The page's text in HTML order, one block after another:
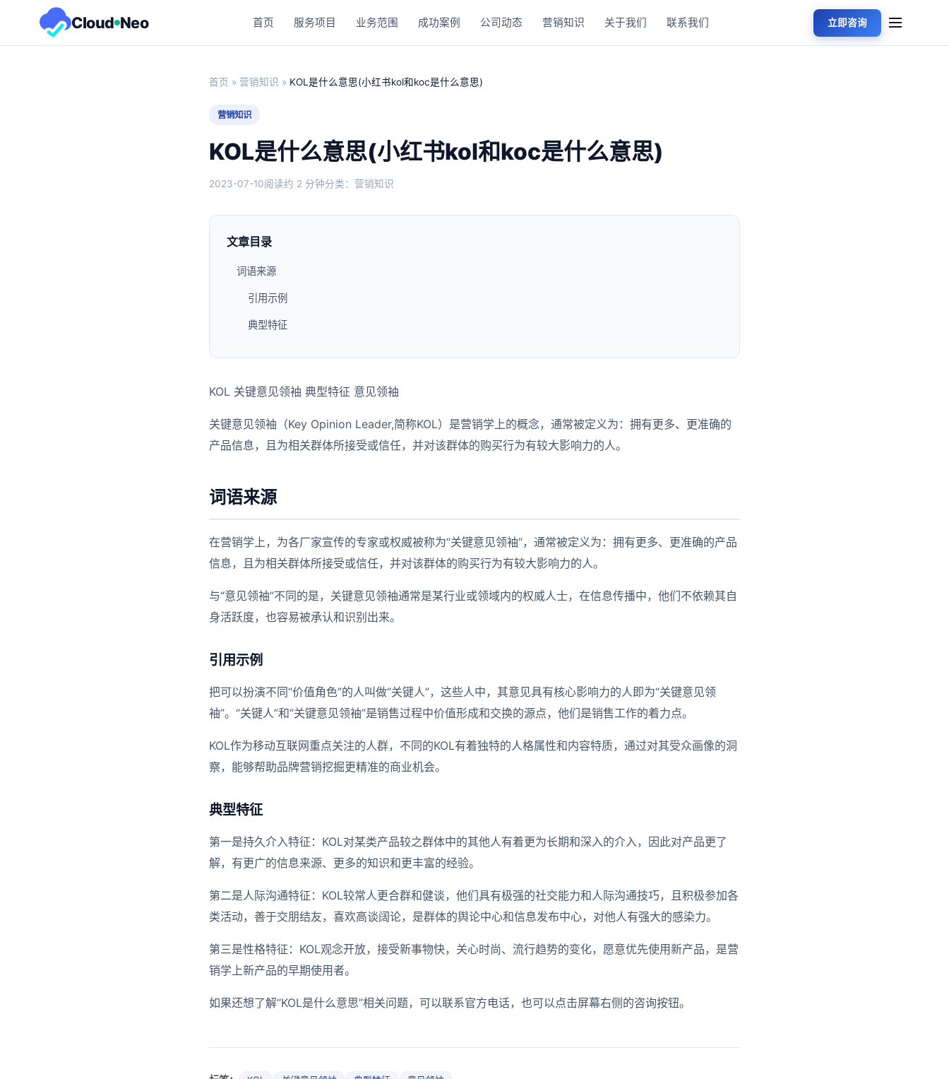
Cloud Neo 首页 服务项目 业务范围 成功案例 公司动态 营销知识 关于我们 联系我们 立即咨询
首页 » 营销知识 » KOL是什么意思(小红书kol和koc是什么意思)
营销知识
KOL是什么意思(小红书kol和koc是什么意思)
2023-07-10阅读约 2 分钟分类：营销知识
文章目录
词语来源
引用示例
典型特征
KOL 关键意见领袖 典型特征 意见领袖
关键意见领袖（Key Opinion Leader,简称KOL）是营销学上的概念，通常被定义为：拥有更多、更准确的
产品信息，且为相关群体所接受或信任，并对该群体的购买行为有较大影响力的人。
词语来源
在营销学上，为各厂家宣传的专家或权威被称为“关键意见领袖“，通常被定义为：拥有更多、更准确的产品
信息，且为相关群体所接受或信任，并对该群体的购买行为有较大影响力的人。
与“意见领袖”不同的是，关键意见领袖通常是某行业或领域内的权威人士，在信息传播中，他们不依赖其自
身活跃度，也容易被承认和识别出来。
引用示例
把可以扮演不同“价值角色”的人叫做“关键人”，这些人中，其意见具有核心影响力的人即为“关键意见领
袖”。“关键人”和“关键意见领袖”是销售过程中价值形成和交换的源点，他们是销售工作的着力点。
KOL作为移动互联网重点关注的人群，不同的KOL有着独特的人格属性和内容特质，通过对其受众画像的洞
察，能够帮助品牌营销挖掘更精准的商业机会。
典型特征
第一是持久介入特征：KOL对某类产品较之群体中的其他人有着更为长期和深入的介入，因此对产品更了
解，有更广的信息来源、更多的知识和更丰富的经验。
第二是人际沟通特征：KOL较常人更合群和健谈，他们具有极强的社交能力和人际沟通技巧，且积极参加各
类活动，善于交朋结友，喜欢高谈阔论，是群体的舆论中心和信息发布中心，对他人有强大的感染力。
第三是性格特征：KOL观念开放，接受新事物快，关心时尚、流行趋势的变化，愿意优先使用新产品，是营
销学上新产品的早期使用者。
如果还想了解“KOL是什么意思”相关问题，可以联系官方电话，也可以点击屏幕右侧的咨询按钮。